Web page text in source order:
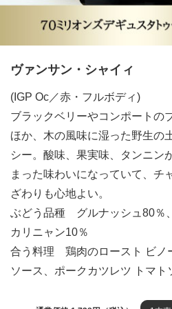
ヴァンサン・シャイィ
(IGP Oc／赤・フルボディ)
ブラックベリーやコンポートの
ほか、木の風味に湿った野生の
シー。酸味、果実味、タンニン
まった味わいになっていて、チ
ざわりも心地よい。
ぶどう品種 グルナッシュ80％
カリニャン10％
合う料理 鶏肉のロースト ビノ
ソース、ポークカツレツ トマト